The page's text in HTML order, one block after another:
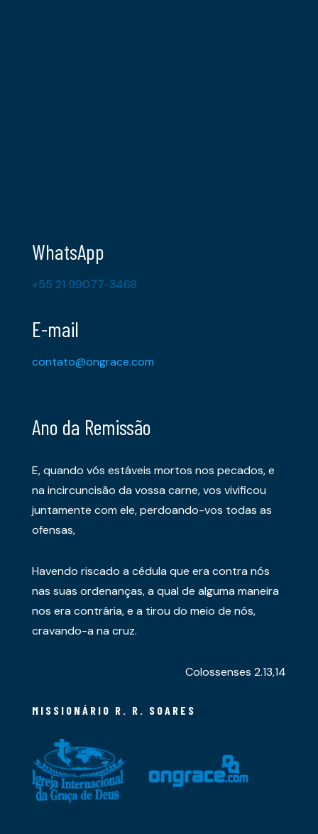
WhatsApp
+55 21 99077-3468
E-mail
contato@ongrace.com
Ano da Remissão
E, quando vós estáveis mortos nos pecados, e
na incircuncisão da vossa carne, vos vivificou
juntamente com ele, perdoando-vos todas as
ofensas,
Havendo riscado a cédula que era contra nós
nas suas ordenanças, a qual de alguma maneira
nos era contrária, e a tirou do meio de nós,
cravando-a na cruz.
Colossenses 2.13,14
MISSIONÁRIO R. R. SOARES